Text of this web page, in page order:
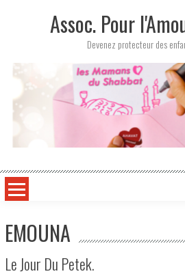
Assoc. Pour
Devenez protecteur des
EMOUNA
Le Jour Du Petek.